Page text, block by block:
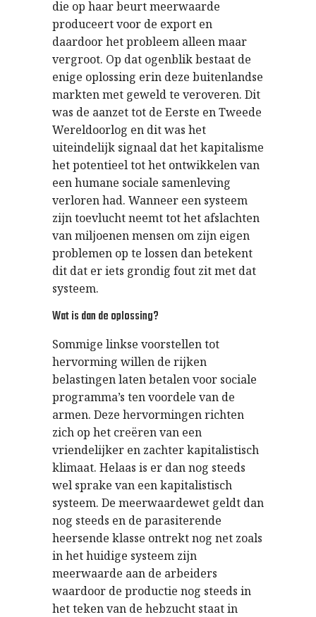
die op haar beurt meerwaarde
produceert voor de export en
daardoor het probleem alleen maar
vergroot. Op dat ogenblik bestaat de
enige oplossing erin deze buitenlandse
markten met geweld te veroveren. Dit
was de aanzet tot de Eerste en Tweede
Wereldoorlog en dit was het
uiteindelijk signaal dat het kapitalisme
het potentieel tot het ontwikkelen van
een humane sociale samenleving
verloren had. Wanneer een systeem
zijn toevlucht neemt tot het afslachten
van miljoenen mensen om zijn eigen
problemen op te lossen dan betekent
dit dat er iets grondig fout zit met dat
systeem.
Wat is dan de oplossing?
Sommige linkse voorstellen tot
hervorming willen de rijken
belastingen laten betalen voor sociale
programma’s ten voordele van de
armen. Deze hervormingen richten
zich op het creëren van een
vriendelijker en zachter kapitalistisch
klimaat. Helaas is er dan nog steeds
wel sprake van een kapitalistisch
systeem. De meerwaardewet geldt dan
nog steeds en de parasiterende
heersende klasse ontrekt nog net zoals
in het huidige systeem zijn
meerwaarde aan de arbeiders
waardoor de productie nog steeds in
het teken van de hebzucht staat in